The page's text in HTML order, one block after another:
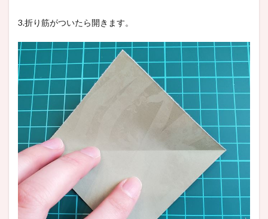
3.折り筋がついたら開きます。